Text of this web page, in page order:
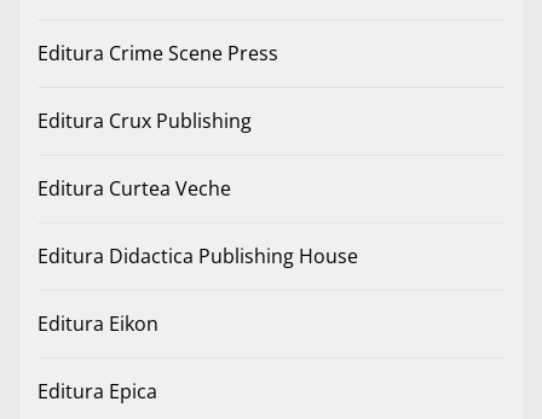
Editura Crime Scene Press
Editura Crux Publishing
Editura Curtea Veche
Editura Didactica Publishing House
Editura Eikon
Editura Epica